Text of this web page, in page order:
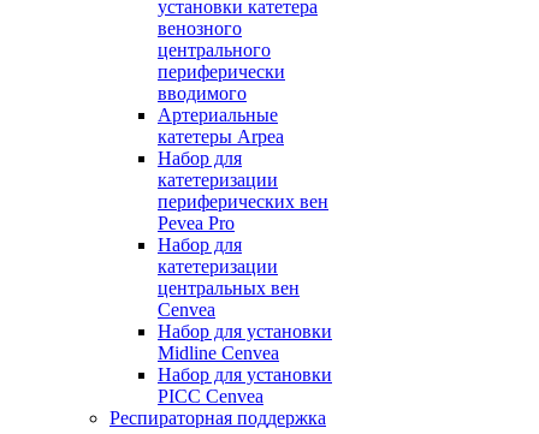
установки катетера
венозного
центрального
периферически
вводимого
Артериальные
катетеры Arpea
Набор для
катетеризации
периферических вен
Pevea Pro
Набор для
катетеризации
центральных вен
Cenvea
Набор для установки
Midline Cenvea
Набор для установки
PICC Cenvea
Респираторная поддержка